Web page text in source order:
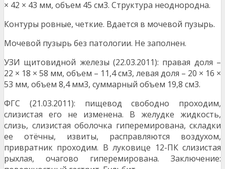
× 42 × 43 мм, объем 45 см3. Структура неоднородна.
Контуры ровные, четкие. Вдается в мочевой пузырь.
Мочевой пузырь без патологии. Не заполнен.
УЗИ щитовидной железы (22.03.2011): правая доля –
22 × 18 × 58 мм, объем – 11,4 см3, левая доля – 20 × 16 ×
53 мм, объем 8,4 мм3, суммарный объем 19,8 см3.
ФГС (21.03.2011): пищевод свободно проходим,
слизистая его не изменена. В желудке жидкость,
слизь, слизистая оболочка гиперемирована, складки
ее отёчны, извиты, расправляются воздухом,
привратник проходим. В луковице 12-ПК слизистая
рыхлая, очагово гиперемирована. Заключение: